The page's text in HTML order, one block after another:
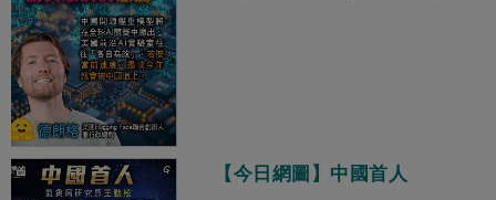
【今日網圖】中國首人